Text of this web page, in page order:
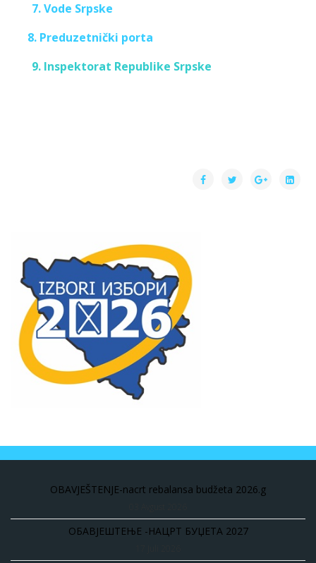
7. Vode Srpske
8. Preduzetnički porta
9. Inspektorat Republike Srpske
OBAVJEŠTENJE-nacrt rebalansa budžeta 2026.g
ОБАВЈЕШТЕЊЕ -НАЦРТ БУЏЕТА 2027